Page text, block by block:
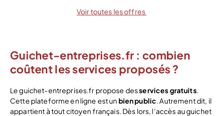
Voir toutes les offres
Guichet-entreprises.fr : combien
coûtent les services proposés ?
Le guichet-entreprises.fr propose desservices gratuits.
Cette plateforme en ligne est unbien public. Autrement dit, il
appartient à tout citoyen français. Dès lors, l’accès au guichet